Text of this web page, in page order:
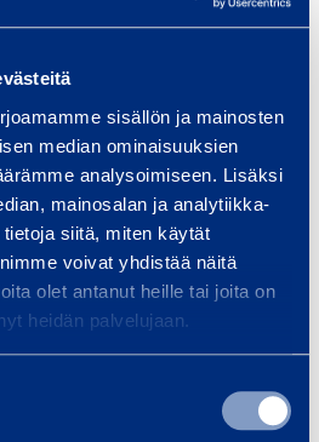
sisällön ja mainosten
median ominaisuuksien
analysoimiseen. Lisäksi
mainosalan ja analytiikka-
siitä, miten käytät
voivat yhdistää näitä
olet antanut heille tai joita on
heidän palvelujaan.